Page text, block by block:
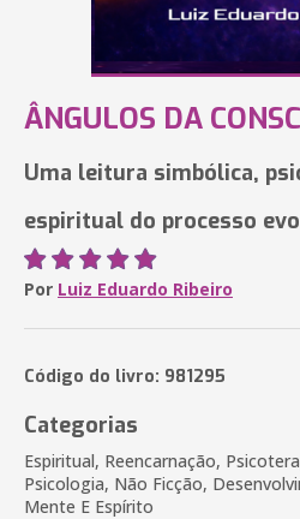
ÂNGULOS DA
Uma leitura simbólica,
espiritual do processo
Por Luiz Eduardo Ribeiro
Código do livro: 981295
Categorias
Espiritual, Reencarnação,
Psicologia, Não Ficção,
Mente E Espírito